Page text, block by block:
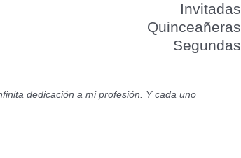
Invitadas
Quinceañeras
Segundas
dedicación a mi profesión. Y cada uno